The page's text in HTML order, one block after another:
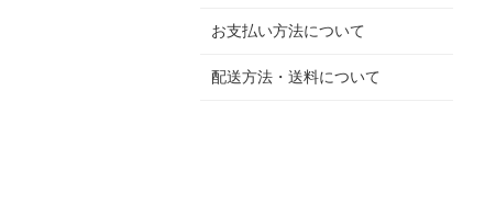
お支払い方法について
配送方法・送料について